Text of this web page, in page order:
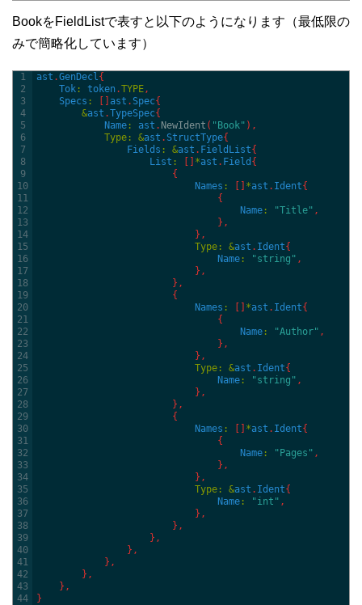
BookをFieldListで表すと以下のようになります（最低限の
みで簡略化しています）
1
2
3
4
5
6
7
8
9
10
11
12
13
14
15
16
17
18
19
20
21
22
23
24
25
26
27
28
29
30
31
32
33
34
35
36
37
38
39
40
41
42
43
44
ast .GenDecl {
Tok : token.TYPE ,
Specs : [ ] ast . Spec{
&ast .TypeSpec{
Name : ast .NewIdent ( "Book" ) ,
Type : &ast . StructType{
Fields : &ast . FieldList{
List : [ ] *ast . Field {
{
Names : [ ] *ast . Ident{
{
Name : "Title" ,
} ,
} ,
Type : &ast . Ident{
Name : "string" ,
} ,
} ,
{
Names : [ ] *ast . Ident{
{
Name : "Author" ,
} ,
} ,
Type : &ast . Ident{
Name : "string" ,
} ,
} ,
{
Names : [ ] *ast . Ident{
{
Name : "Pages" ,
} ,
} ,
Type : &ast . Ident{
Name : "int" ,
} ,
} ,
} ,
} ,
} ,
} ,
} ,
}